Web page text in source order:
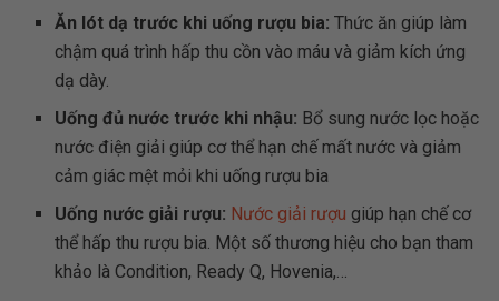
Ăn lót dạ trước khi uống rượu bia: Thức ăn giúp làm
chậm quá trình hấp thu cồn vào máu và giảm kích ứng
dạ dày.
Uống đủ nước trước khi nhậu: Bổ sung nước lọc hoặc
nước điện giải giúp cơ thể hạn chế mất nước và giảm
cảm giác mệt mỏi khi uống rượu bia
Uống nước giải rượu: Nước giải rượu giúp hạn chế cơ
thể hấp thu rượu bia. Một số thương hiệu cho bạn tham
khảo là Condition, Ready Q, Hovenia,…